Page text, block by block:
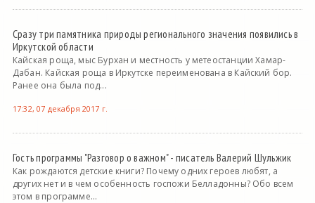
Сразу три памятника природы регионального значения появились в
Иркутской области
Кайская роща, мыс Бурхан и местность у метеостанции Хамар-
Дабан. Кайская роща в Иркутске переименована в Кайский бор.
Ранее она была под...
17:32, 07 декабря 2017 г.
Гость программы "Разговор о важном" - писатель Валерий Шульжик
Как рождаются детские книги? Почему одних героев любят, а
других нет и в чем особенность госпожи Белладонны? Обо всем
этом в программе...